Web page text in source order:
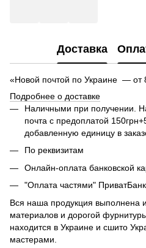
Доставка
«Новой почтой по Украине — от
Подробнее о доставке
Наличными при получении.
почта с предоплатой
добавленную единицу в
По реквизитам
Онлайн-оплата банковской
"Оплата частями"
Вся наша продукция выполнена
материалов и дорогой
находится в Украине и сшито
мастерами.